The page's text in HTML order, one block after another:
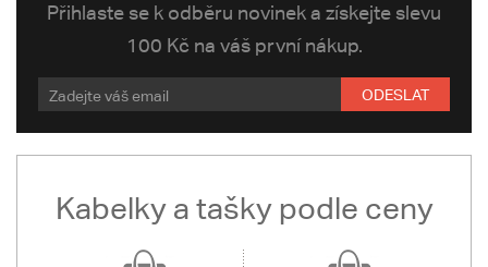
Přihlaste se k odběru novinek a získejte slevu
100 Kč na váš první nákup.
ODESLAT
Kabelky a tašky podle ceny